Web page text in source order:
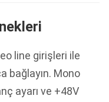
line girişleri ile
bağlayın. Mono
ayarı ve +48V